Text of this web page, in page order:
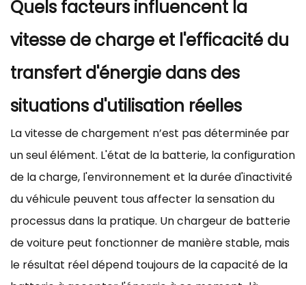
Quels facteurs influencent la
vitesse de charge et l'efficacité du
transfert d'énergie dans des
situations d'utilisation réelles
La vitesse de chargement n’est pas déterminée par
un seul élément. L'état de la batterie, la configuration
de la charge, l'environnement et la durée d'inactivité
du véhicule peuvent tous affecter la sensation du
processus dans la pratique. Un chargeur de batterie
de voiture peut fonctionner de manière stable, mais
le résultat réel dépend toujours de la capacité de la